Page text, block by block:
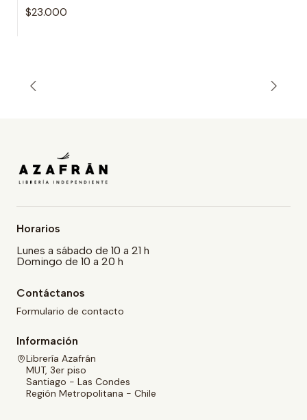
$23.000
Horarios
Lunes a sábado de 10 a 21 h
Domingo de 10 a 20 h
Contáctanos
Formulario de contacto
Información
Librería Azafrán
MUT, 3er piso
Santiago - Las Condes
Región Metropolitana - Chile